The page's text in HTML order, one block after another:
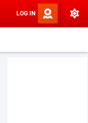
LOG IN